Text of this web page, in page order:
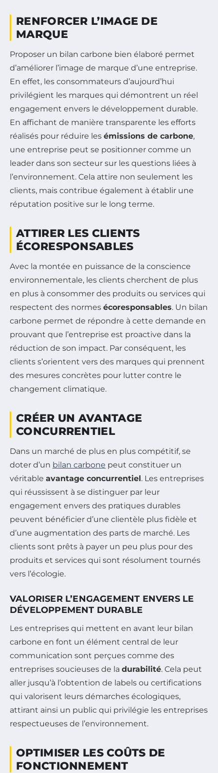
RENFORCER L’IMAGE DE
MARQUE
Proposer un bilan carbone bien élaboré permet
d’améliorer l’image de marque d’une entreprise.
En effet, les consommateurs d’aujourd’hui
privilégient les marques qui démontrent un réel
engagement envers le développement durable.
En affichant de manière transparente les efforts
réalisés pour réduire les émissions de carbone,
une entreprise peut se positionner comme un
leader dans son secteur sur les questions liées à
l’environnement. Cela attire non seulement les
clients, mais contribue également à établir une
réputation positive sur le long terme.
ATTIRER LES CLIENTS
ÉCORESPONSABLES
Avec la montée en puissance de la conscience
environnementale, les clients cherchent de plus
en plus à consommer des produits ou services qui
respectent des normes écoresponsables. Un bilan
carbone permet de répondre à cette demande en
prouvant que l’entreprise est proactive dans la
réduction de son impact. Par conséquent, les
clients s’orientent vers des marques qui prennent
des mesures concrètes pour lutter contre le
changement climatique.
CRÉER UN AVANTAGE
CONCURRENTIEL
Dans un marché de plus en plus compétitif, se
doter d’un bilan carbone peut constituer un
véritable avantage concurrentiel. Les entreprises
qui réussissent à se distinguer par leur
engagement envers des pratiques durables
peuvent bénéficier d’une clientèle plus fidèle et
d’une augmentation des parts de marché. Les
clients sont prêts à payer un peu plus pour des
produits et services qui sont résolument tournés
vers l’écologie.
VALORISER L’ENGAGEMENT ENVERS LE
DÉVELOPPEMENT DURABLE
Les entreprises qui mettent en avant leur bilan
carbone en font un élément central de leur
communication sont perçues comme des
entreprises soucieuses de la durabilité. Cela peut
aller jusqu’à l’obtention de labels ou certifications
qui valorisent leurs démarches écologiques,
attirant ainsi un public qui privilégie les entreprises
respectueuses de l’environnement.
OPTIMISER LES COÛTS DE
FONCTIONNEMENT